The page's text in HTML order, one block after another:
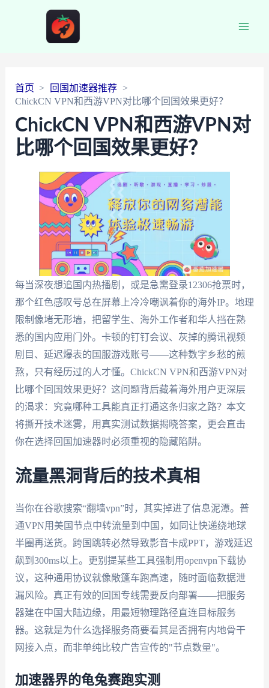
首页
回国加速器推荐
ChickCN VPN和西游VPN对比哪个回国效果更好？
ChickCN VPN和西游VPN对
比哪个回国效果更好？
每当深夜想追国内热播剧，或是急需登录12306抢票时，
那个红色感叹号总在屏幕上冷冷嘲讽着你的海外IP。地理
限制像堵无形墙，把留学生、海外工作者和华人挡在熟
悉的国内应用门外。卡顿的钉钉会议、灰掉的腾讯视频
剧目、延迟爆表的国服游戏账号——这种数字乡愁的煎
熬，只有经历过的人才懂。ChickCN VPN和西游VPN对
比哪个回国效果更好？这问题背后藏着海外用户更深层
的渴求：究竟哪种工具能真正打通这条归家之路？本文
将撕开技术迷雾，用真实测试数据揭晓答案，更会直击
你在选择回国加速器时必须重视的隐藏陷阱。
流量黑洞背后的技术真相
当你在谷歌搜索“翻墙vpn”时，其实掉进了信息泥潭。普
通VPN用美国节点中转流量到中国，如同让快递绕地球
半圈再送货。跨国跳转必然导致影音卡成PPT，游戏延迟
飙到300ms以上。更别提某些工具强制用openvpn下载协
议，这种通用协议就像敞篷车跑高速，随时面临数据泄
漏风险。真正有效的回国专线需要反向部署——把服务
器建在中国大陆边缘，用最短物理路径直连目标服务
器。这就是为什么选择服务商要看其是否拥有内地骨干
网接入点，而非单纯比较广告宣传的"节点数量"。
加速器界的龟兔赛跑实测